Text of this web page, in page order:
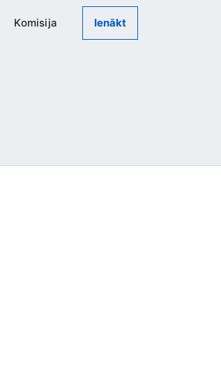
Komisija Ienākt